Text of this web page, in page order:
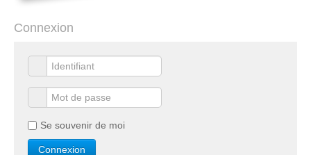
Connexion
Se souvenir de moi